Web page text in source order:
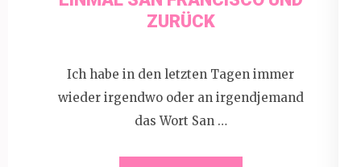
ZURÜCK
Ich habe in den letzten Tagen immer
wieder irgendwo oder an irgendjemand
das Wort San …